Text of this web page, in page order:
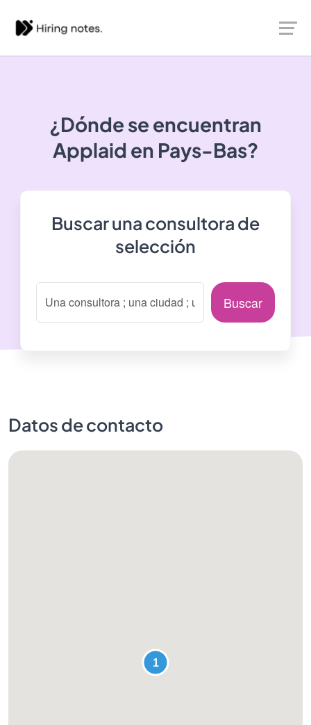
¿Dónde se encuentran
Applaid en Pays-Bas?
Buscar una consultora de
selección
Buscar
Datos de contacto